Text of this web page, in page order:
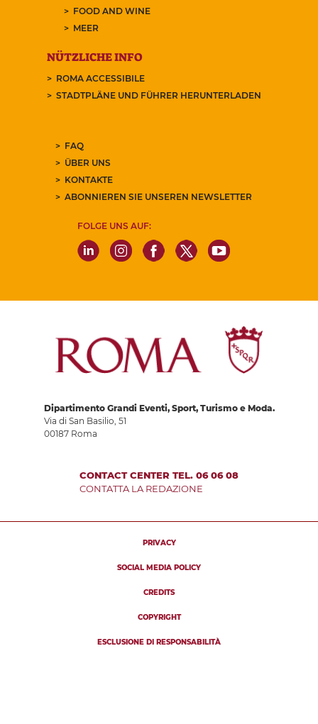
FOOD AND WINE
MEER
NÜTZLICHE INFO
ROMA ACCESSIBILE
STADTPLÄNE UND FÜHRER HERUNTERLADEN
FAQ
ÜBER UNS
KONTAKTE
ABONNIEREN SIE UNSEREN NEWSLETTER
FOLGE UNS AUF:
Dipartimento Grandi Eventi, Sport, Turismo e Moda.
Via di San Basilio, 51
00187 Roma
CONTACT CENTER TEL. 06 06 08
CONTATTA LA REDAZIONE
PRIVACY
SOCIAL MEDIA POLICY
CREDITS
COPYRIGHT
ESCLUSIONE DI RESPONSABILITÀ